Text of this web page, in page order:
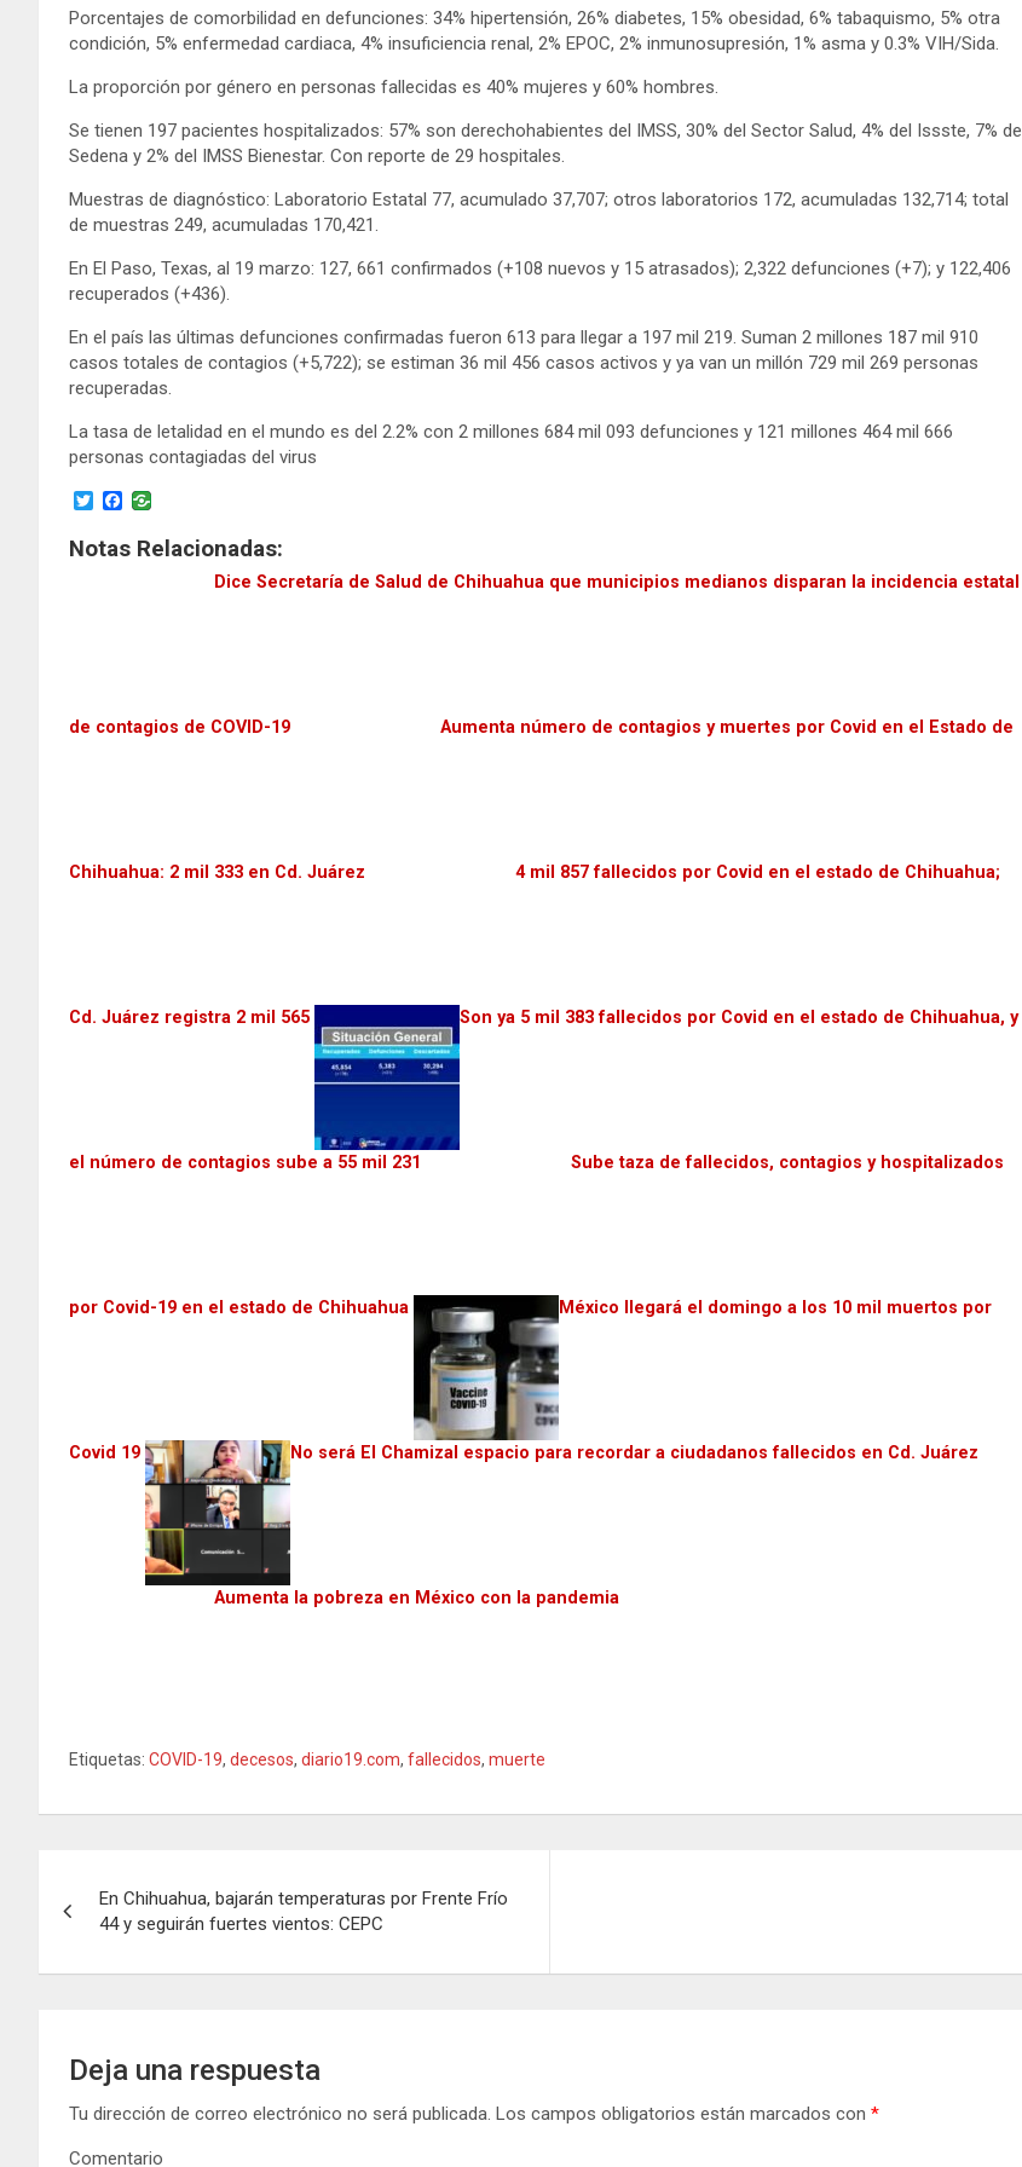
Porcentajes de comorbilidad en defunciones: 34% hipertensión, 26% diabetes, 15% obesidad, 6% tabaquismo, 5% otra
condición, 5% enfermedad cardiaca, 4% insuficiencia renal, 2% EPOC, 2% inmunosupresión, 1% asma y 0.3% VIH/Sida.
La proporción por género en personas fallecidas es 40% mujeres y 60% hombres.
Se tienen 197 pacientes hospitalizados: 57% son derechohabientes del IMSS, 30% del Sector Salud, 4% del Issste, 7% de
Sedena y 2% del IMSS Bienestar. Con reporte de 29 hospitales.
Muestras de diagnóstico: Laboratorio Estatal 77, acumulado 37,707; otros laboratorios 172, acumuladas 132,714; total
de muestras 249, acumuladas 170,421.
En El Paso, Texas, al 19 marzo: 127, 661 confirmados (+108 nuevos y 15 atrasados); 2,322 defunciones (+7); y 122,406
recuperados (+436).
En el país las últimas defunciones confirmadas fueron 613 para llegar a 197 mil 219. Suman 2 millones 187 mil 910
casos totales de contagios (+5,722); se estiman 36 mil 456 casos activos y ya van un millón 729 mil 269 personas
recuperadas.
La tasa de letalidad en el mundo es del 2.2% con 2 millones 684 mil 093 defunciones y 121 millones 464 mil 666
personas contagiadas del virus
T
i
t
F
c
e
Notas Relacionadas:
Dice Secretaría de Salud de Chihuahua que municipios medianos disparan la incidencia estatal
de contagios de COVID-19 Aumenta número de contagios y muertes por Covid en el Estado de
Chihuahua: 2 mil 333 en Cd. Juárez 4 mil 857 fallecidos por Covid en el estado de Chihuahua;
Cd. Juárez registra 2 mil 565 Son ya 5 mil 383 fallecidos por Covid en el estado de Chihuahua, y
el número de contagios sube a 55 mil 231 Sube taza de fallecidos, contagios y hospitalizados
por Covid-19 en el estado de Chihuahua México llegará el domingo a los 10 mil muertos por
Covid 19 No será El Chamizal espacio para recordar a ciudadanos fallecidos en Cd. Juárez
Aumenta la pobreza en México con la pandemia
Etiquetas: COVID-19, decesos, diario19.com, fallecidos, muerte
v
En Chihuahua, bajarán temperaturas por Frente Frío
44 y seguirán fuertes vientos: CEPC
Deja una respuesta
Tu dirección de correo electrónico no será publicada. Los campos obligatorios están marcados con *
Comentario